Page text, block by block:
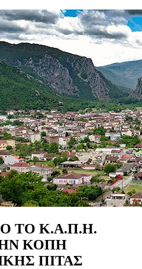
ΤΟ Κ.Α.Π.Η.
ΚΟΠΗ
ΠΙΤΑΣ